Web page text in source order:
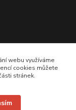
webu využíváme
cookies můžete
stránek.